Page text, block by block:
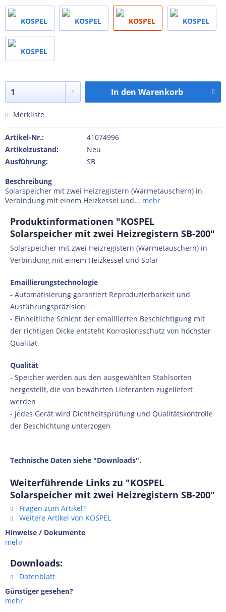
In den Warenkorb
Merkliste
Artikel-Nr.:
41074996
Artikelzustand:
Neu
Ausführung:
SB
Beschreibung
Solarspeicher mit zwei Heizregistern (Wärmetauschern) in
Verbindung mit einem Heizkessel und... mehr
Produktinformationen "KOSPEL
Solarspeicher mit zwei Heizregistern SB-200"
Solarspeicher mit zwei Heizregistern (Wärmetauschern) in
Verbindung mit einem Heizkessel und Solar
Emaillierungstechnologie
- Automatisierung garantiert Reproduzierbarkeit und
Ausführungspräzision
- Einheitliche Schicht der emaillierten Beschichtigung mit
der richtigen Dicke entsteht Korrosionsschutz von höchster
Qualität
Qualität
- Speicher werden aus den ausgewählten Stahlsorten
hergestellt, die von bewährten Lieferanten zugeliefert
werden
- jedes Gerät wird Dichtheitsprüfung und Qualitätskontrolle
der Beschichtung unterzogen
Technische Daten siehe "Downloads".
Weiterführende Links zu "KOSPEL
Solarspeicher mit zwei Heizregistern SB-200"
Fragen zum Artikel?
Weitere Artikel von KOSPEL
Hinweise / Dokumente
mehr
Downloads:
Datenblatt
Günstiger gesehen?
mehr